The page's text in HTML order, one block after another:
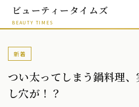
ビューティータイムズ
BEAUTY TIMES
新着
つい太ってしまう鍋料理
し穴が！？